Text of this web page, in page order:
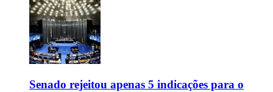
Senado rejeitou apenas 5 indicações para o